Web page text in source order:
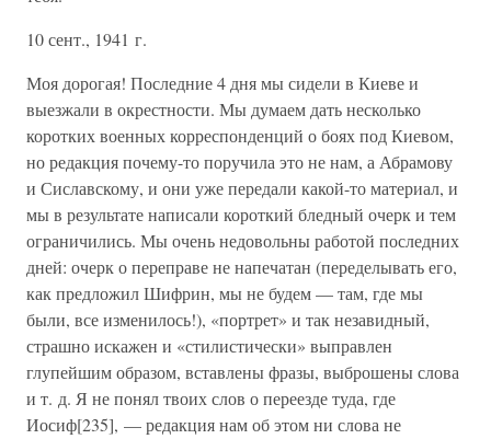
10 сент., 1941 г.
Моя дорогая! Последние 4 дня мы сидели в Киеве и
выезжали в окрестности. Мы думаем дать несколько
коротких военных корреспонденций о боях под Киевом,
но редакция почему-то поручила это не нам, а Абрамову
и Сиславскому, и они уже передали какой-то материал, и
мы в результате написали короткий бледный очерк и тем
ограничились. Мы очень недовольны работой последних
дней: очерк о переправе не напечатан (переделывать его,
как предложил Шифрин, мы не будем — там, где мы
были, все изменилось!), «портрет» и так незавидный,
страшно искажен и «стилистически» выправлен
глупейшим образом, вставлены фразы, выброшены слова
и т. д. Я не понял твоих слов о переезде туда, где
Иосиф[235], — редакция нам об этом ни слова не